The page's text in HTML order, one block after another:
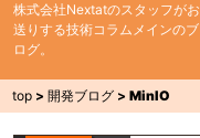
株式会社Nextatのスタッフがお
送りする技術コラムメインのブ
ログ。
top >開発ブログ >MinIO